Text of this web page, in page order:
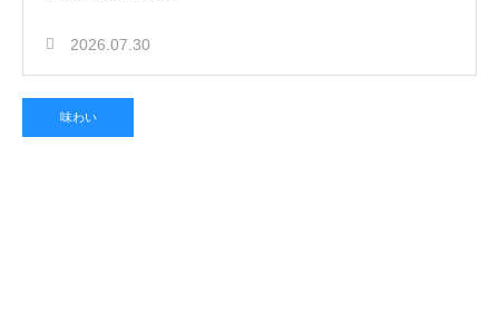
2026.07.30
味わい